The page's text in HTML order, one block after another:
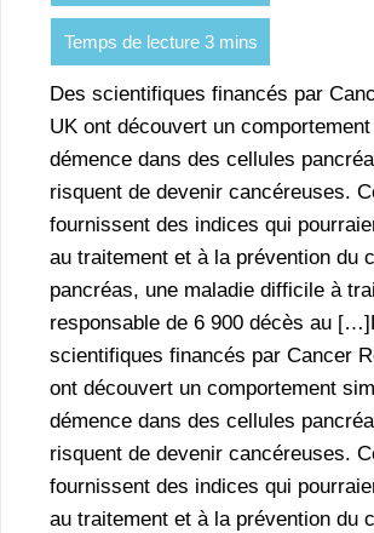
Des scientifiques financés par
UK ont découvert un
démence dans des cellules
risquent de devenir cancéreuses.
fournissent des indices qui
au traitement et à la prévention du
pancréas, une maladie difficile à
responsable de 6 900 décès au
scientifiques financés par Cancer
ont découvert un comportement
démence dans des cellules
risquent de devenir cancéreuses.
fournissent des indices qui
au traitement et à la prévention du